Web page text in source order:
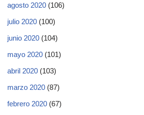
agosto 2020 (106)
julio 2020 (100)
junio 2020 (104)
mayo 2020 (101)
abril 2020 (103)
marzo 2020 (87)
febrero 2020 (67)